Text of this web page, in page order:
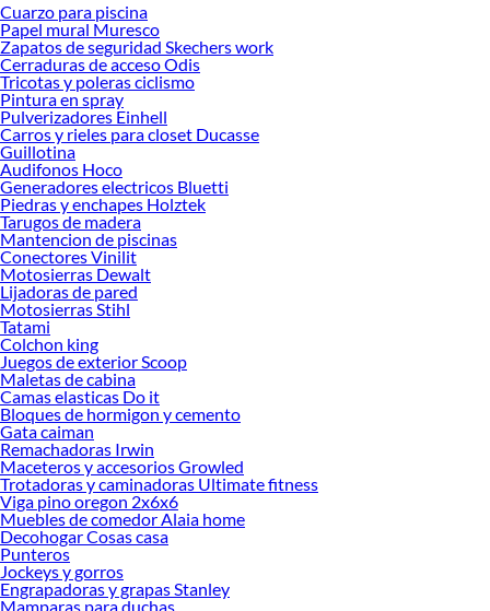
Cuarzo para piscina
Papel mural Muresco
Zapatos de seguridad Skechers work
Cerraduras de acceso Odis
Tricotas y poleras ciclismo
Pintura en spray
Pulverizadores Einhell
Carros y rieles para closet Ducasse
Guillotina
Audifonos Hoco
Generadores electricos Bluetti
Piedras y enchapes Holztek
Tarugos de madera
Mantencion de piscinas
Conectores Vinilit
Motosierras Dewalt
Lijadoras de pared
Motosierras Stihl
Tatami
Colchon king
Juegos de exterior Scoop
Maletas de cabina
Camas elasticas Do it
Bloques de hormigon y cemento
Gata caiman
Remachadoras Irwin
Maceteros y accesorios Growled
Trotadoras y caminadoras Ultimate fitness
Viga pino oregon 2x6x6
Muebles de comedor Alaia home
Decohogar Cosas casa
Punteros
Jockeys y gorros
Engrapadoras y grapas Stanley
Mamparas para duchas